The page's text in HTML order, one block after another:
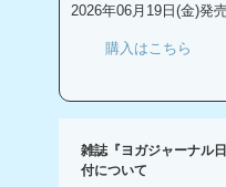
2026年06月19日(金)発
購入はこちら
雑誌『ヨガジャーナル
付について